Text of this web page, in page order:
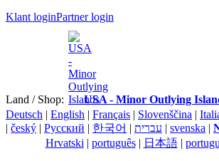
Klant loginPartner login
Land / Shop: USA - Minor Outlying
Deutsch | English | Français | Slovenščina |
| český | Pусский | 한국어 | עברית | svenska |
Hrvatski | português| 日本語|